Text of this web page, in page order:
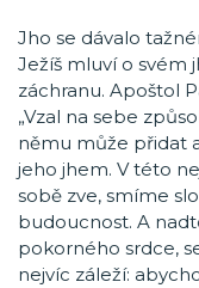
Jho se dávalo
Ježíš mluví o svém
záchranu. Apoštol
„Vzal na sebe
němu může přidat
jeho jhem. V této
sobě zve, smíme
budoucnost. A
pokorného srdce,
nejvíc záleží: